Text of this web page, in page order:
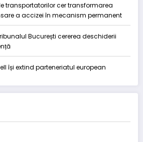
transportatorilor cer transformarea
a accizei în mecanism permanent
București cererea deschiderii
își extind parteneriatul european